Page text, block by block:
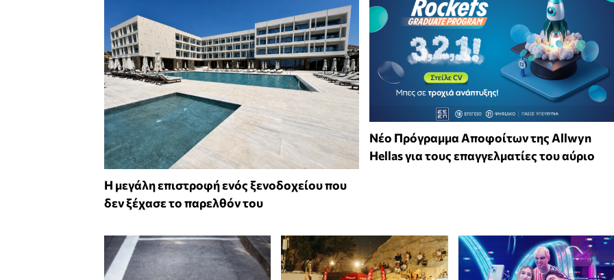
Η μεγάλη επιστροφή ενός ξενοδοχείου που
δεν ξέχασε το παρελθόν του
Νέο Πρόγραμμα Αποφοίτων της Allwyn
Hellas για τους επαγγελματίες του αύριο